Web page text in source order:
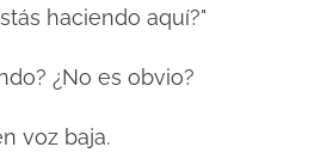
haciendo aquí?"
¿No es obvio?
voz baja.